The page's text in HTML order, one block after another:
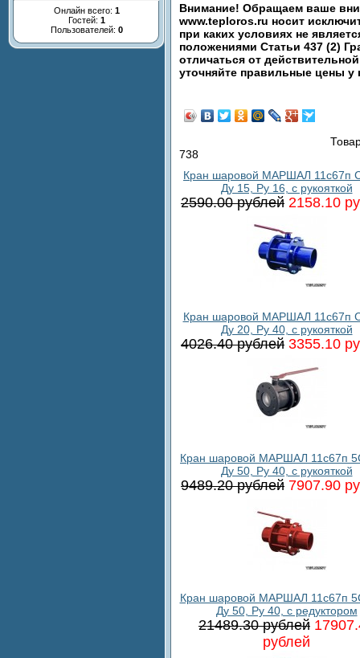
Онлайн всего: 1
Гостей: 1
Пользователей: 0
Внимание! Обращаем ваше
www.teploros.ru носит
при каких условиях не
положениями Статьи 437 (2)
отличаться от
уточняйте правильные цены
738
Кран шаровой МАРШАЛ 11с67п
Ду 15, Ру 16, с рукояткой
2590.00 рублей 2158.10
Кран шаровой МАРШАЛ 11с67п
Ду 20, Ру 40, с рукояткой
4026.40 рублей 3355.10
Кран шаровой МАРШАЛ 11с67п
Ду 50, Ру 40, с рукояткой
9489.20 рублей 7907.90
Кран шаровой МАРШАЛ 11с67п
Ду 50, Ру 40, с редуктором
21489.30 рублей
рублей